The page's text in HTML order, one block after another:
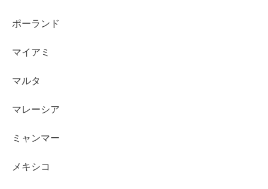
ポーランド
マイアミ
マルタ
マレーシア
ミャンマー
メキシコ